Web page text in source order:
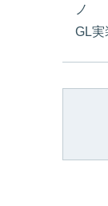
ノ
GL実